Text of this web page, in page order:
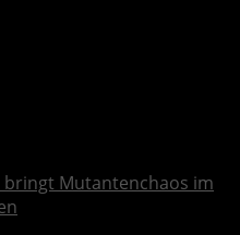
Mutantenchaos im